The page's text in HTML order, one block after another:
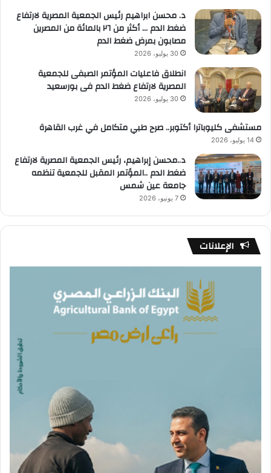
د. محسن ابراهيم رئيس الجمعية المصرية لارتفاع
ضغط الدم … أكثر من ٢٦ بالمائة من المصرين
مصابون بمرض ضغط الدم
30 يوليو، 2026
انطلاق فاعليات المؤتمر الصبفى للجمعية
المصرية لارتفاع ضغط الدم فى بورسعيد
30 يوليو، 2026
مستشفى كليوباترا أكتوبر.. صرح طبي متكامل في غرب القاهرة
14 يوليو، 2026
د..محسن إبراهيم، رئيس الجمعية المصرية لارتفاع
ضغط الدم ..المؤتمر المقبل للجمعية تنظمه
جامعة عين شمس
7 يونيو، 2026
الإعلانات